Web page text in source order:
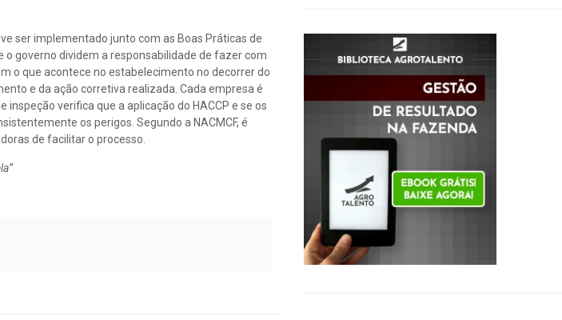
ser implementado junto com as Boas Práticas de
o governo dividem a responsabilidade de fazer com
o que acontece no estabelecimento no decorrer do
e da ação corretiva realizada. Cada empresa é
verifica que a aplicação do HACCP e se os
os perigos. Segundo a NACMCF, é
de facilitar o processo.